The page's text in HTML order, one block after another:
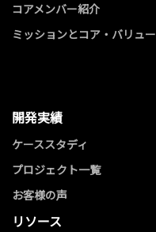
コアメンバー紹介
ミッションとコア・バリュー
開発実績
ケーススタディ
プロジェクト一覧
お客様の声
リソース